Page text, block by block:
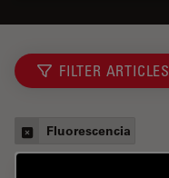
FILTER ARTICLES
Fluorescencia